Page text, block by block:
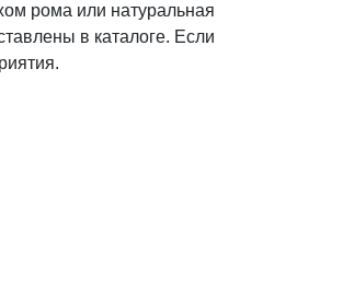
рома или натуральная
в каталоге. Если